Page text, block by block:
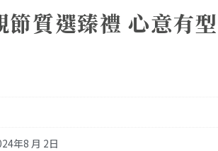
節質選臻禮 心意有
年8 月 2日